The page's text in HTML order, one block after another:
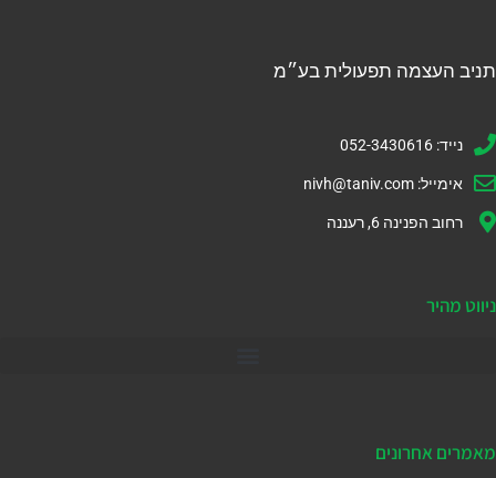
תניב העצמה תפעולית בע״מ
נייד: 052-3430616
אימייל: nivh@taniv.com
רחוב הפנינה 6, רעננה
ניווט מהיר
מאמרים אחרונים